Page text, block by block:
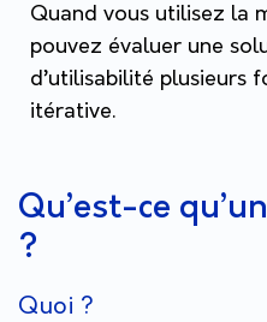
Quand vous utilisez la
pouvez évaluer une
d’utilisabilité plusieurs
itérative.
Qu’est-ce
?
Quoi ?